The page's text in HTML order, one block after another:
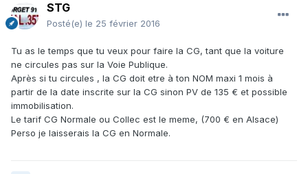
STG
Posté(e) le 25 février 2016
Tu as le temps que tu veux pour faire la CG, tant que la voiture
ne circules pas sur la Voie Publique.
Après si tu circules , la CG doit etre à ton NOM maxi 1 mois à
partir de la date inscrite sur la CG sinon PV de 135 € et possible
immobilisation.
Le tarif CG Normale ou Collec est le meme, (700 € en Alsace)
Perso je laisserais la CG en Normale.